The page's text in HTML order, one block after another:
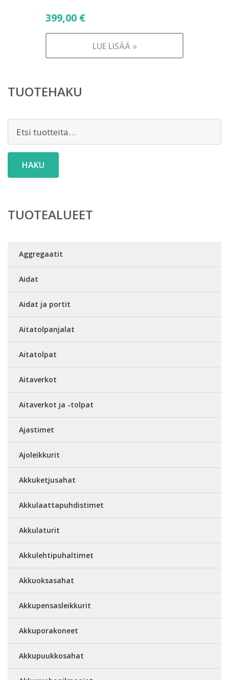
399,00 €
LUE LISÄÄ »
TUOTEHAKU
HAKU
TUOTEALUEET
Aggregaatit
Aidat
Aidat ja portit
Aitatolpanjalat
Aitatolpat
Aitaverkot
Aitaverkot ja -tolpat
Ajastimet
Ajoleikkurit
Akkuketjusahat
Akkulaattapuhdistimet
Akkulaturit
Akkulehtipuhaltimet
Akkuoksasahat
Akkupensasleikkurit
Akkuporakoneet
Akkupuukkosahat